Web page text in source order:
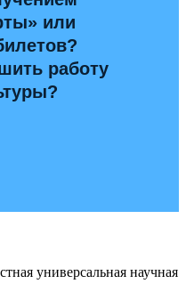
или
работу
универсальная научная